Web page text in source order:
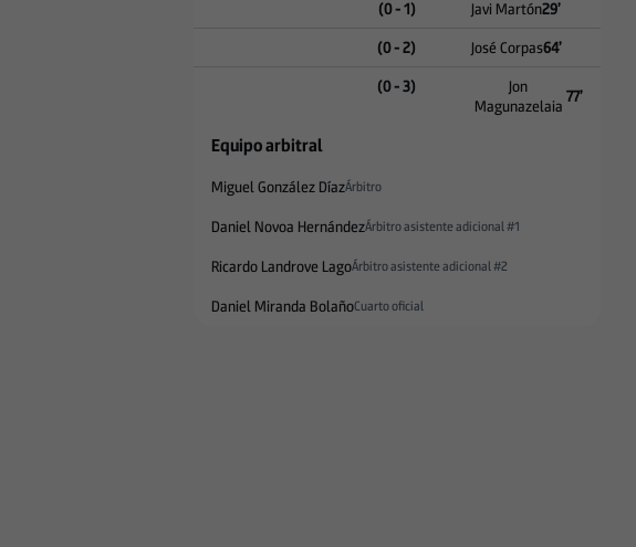
(0 - 1) Javi Martón29’
(0 - 2)
José Corpas64’
(0 - 3)
Jon
Magunazelaia 77’
Equipo arbitral
Miguel González DíazÁrbitro
Daniel Novoa HernándezÁrbitro asistente adicional #1
Ricardo Landrove LagoÁrbitro asistente adicional #2
Daniel Miranda BolañoCuarto oficial